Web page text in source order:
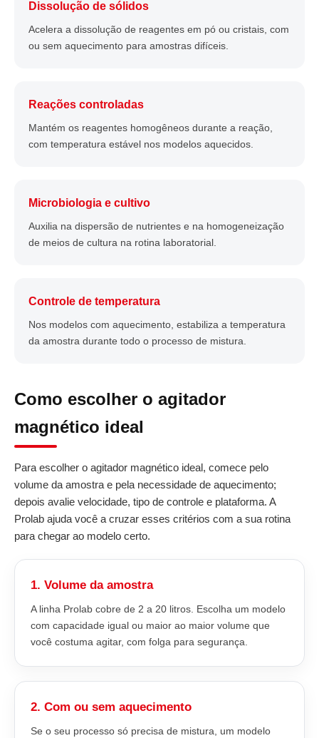
Dissolução de sólidos
Acelera a dissolução de reagentes em pó ou cristais, com
ou sem aquecimento para amostras difíceis.
Reações controladas
Mantém os reagentes homogêneos durante a reação,
com temperatura estável nos modelos aquecidos.
Microbiologia e cultivo
Auxilia na dispersão de nutrientes e na homogeneização
de meios de cultura na rotina laboratorial.
Controle de temperatura
Nos modelos com aquecimento, estabiliza a temperatura
da amostra durante todo o processo de mistura.
Como escolher o agitador
magnético ideal
Para escolher o agitador magnético ideal, comece pelo
volume da amostra e pela necessidade de aquecimento;
depois avalie velocidade, tipo de controle e plataforma. A
Prolab ajuda você a cruzar esses critérios com a sua rotina
para chegar ao modelo certo.
1. Volume da amostra
A linha Prolab cobre de 2 a 20 litros. Escolha um modelo
com capacidade igual ou maior ao maior volume que
você costuma agitar, com folga para segurança.
2. Com ou sem aquecimento
Se o seu processo só precisa de mistura, um modelo